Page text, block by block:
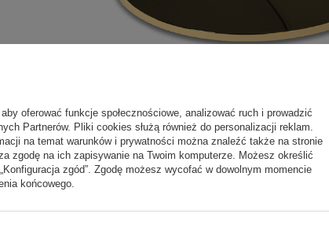
oferować funkcje społecznościowe, analizować ruch i prowadzić
Partnerów. Pliki cookies służą również do personalizacji reklam.
na temat warunków i prywatności można znaleźć także na stronie
zgodę na ich zapisywanie na Twoim komputerze. Możesz określić
zgód”. Zgodę możesz wycofać w dowolnym momencie
końcowego.